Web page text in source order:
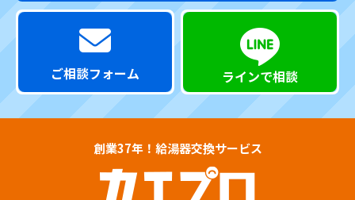
ご相談フォーム ラインで相談
創業37年！給湯器交換サービス